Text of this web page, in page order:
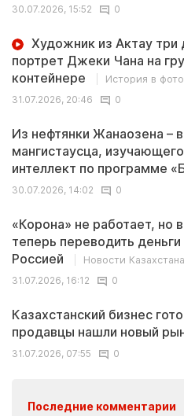
30.07.2026, 15:52
0
Художник из Актау три
портрет Джеки Чана на
контейнере
История в
31.07.2026, 20:46
0
Из нефтянки Жанаозена –
мангистаусца,
интеллект по программе
30.07.2026, 14:02
0
«Корона» не работает, но
теперь переводить
Россией
Новости Казахстана
31.07.2026, 16:12
0
Казахстанский бизнес
продавцы нашли новый
31.07.2026, 07:55
0
Последние комментарии